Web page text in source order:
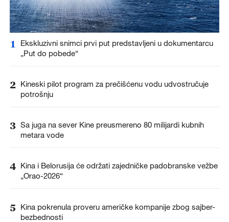
1
Ekskluzivni snimci prvi put predstavljeni u dokumentarcu
„Put do pobede“
2 Kineski pilot program za prečišćenu vodu udvostručuje
potrošnju
3 Sa juga na sever Kine preusmereno 80 milijardi kubnih
metara vode
4 Kina i Belorusija će održati zajedničke padobranske vežbe
„Orao-2026“
5
Kina pokrenula proveru američke kompanije zbog sajber-
bezbednosti